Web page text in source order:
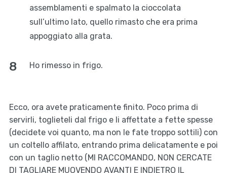
assemblamenti e spalmato la cioccolata
sull’ultimo lato, quello rimasto che era prima
appoggiato alla grata.
Ho rimesso in frigo.
Ecco, ora avete praticamente finito. Poco prima di
servirli, toglieteli dal frigo e li affettate a fette spesse
(decidete voi quanto, ma non le fate troppo sottili) con
un coltello affilato, entrando prima delicatamente e poi
con un taglio netto (MI RACCOMANDO, NON CERCATE
DI TAGLIARE MUOVENDO AVANTI E INDIETRO IL